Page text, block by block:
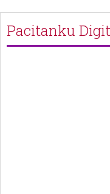
Pacitanku